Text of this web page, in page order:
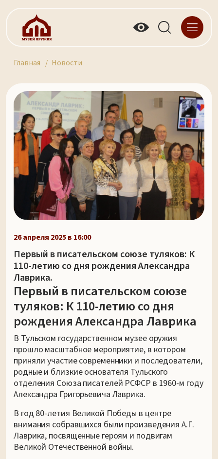
Главная Новости
26 апреля 2025 в 16:00
Первый в писательском союзе туляков: К
110-летию со дня рождения Александра
Лаврика.
Первый в писательском союзе
туляков: К 110-летию со дня
рождения Александра Лаврика
В Тульском государственном музее оружия
прошло масштабное мероприятие, в котором
приняли участие современники и последователи,
родные и близкие основателя Тульского
отделения Союза писателей РСФСР в 1960-м году
Александра Григорьевича Лаврика.
В год 80-летия Великой Победы в центре
внимания собравшихся были произведения А.Г.
Лаврика, посвященные героям и подвигам
Великой Отечественной войны.